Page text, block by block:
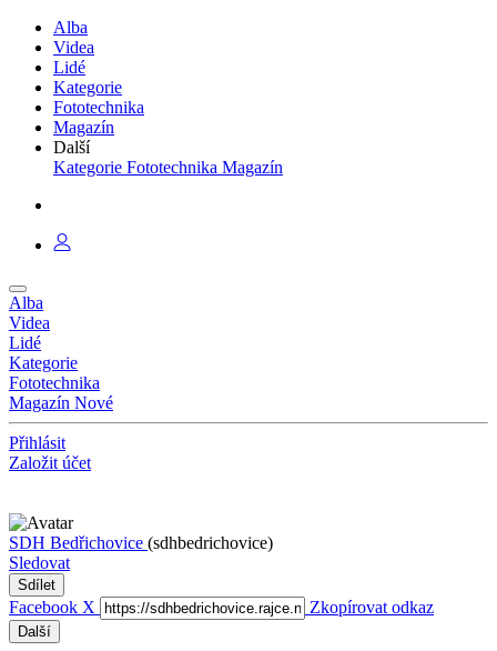
Alba
Videa
Lidé
Kategorie
Fototechnika
Magazín
Další
Kategorie Fototechnika Magazín
Alba
Videa
Lidé
Kategorie
Fototechnika
Magazín Nové
Přihlásit
Založit účet
SDH Bedřichovice (sdhbedrichovice)
Sledovat
Sdílet
Facebook X Zkopírovat odkaz
Další